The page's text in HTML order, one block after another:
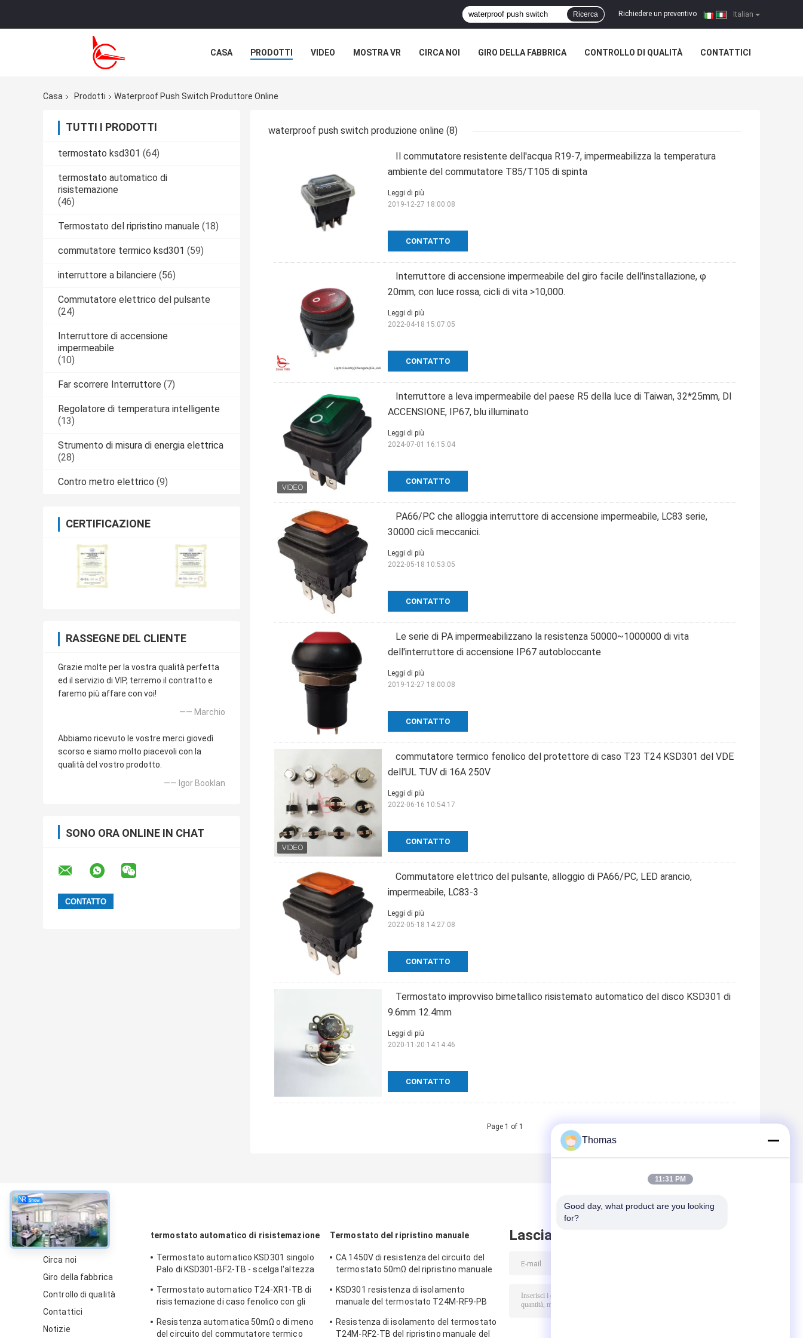
Italian
Richiedere un preventivo |
Ricerca
CASA PRODOTTI VIDEO MOSTRA VR CIRCA NOI GIRO DELLA FABBRICA CONTROLLO DI QUALITÀ CONTATTICI
Casa
Prodotti Waterproof Push Switch Produttore Online
TUTTI I PRODOTTI
termostato ksd301 (64)
termostato automatico di
risistemazione
(46)
Termostato del ripristino manuale (18)
commutatore termico ksd301 (59)
interruttore a bilanciere (56)
Commutatore elettrico del pulsante
(24)
Interruttore di accensione
impermeabile
(10)
Far scorrere Interruttore (7)
Regolatore di temperatura intelligente
(13)
Strumento di misura di energia elettrica
(28)
Contro metro elettrico (9)
CERTIFICAZIONE
RASSEGNE DEL CLIENTE
Grazie molte per la vostra qualità perfetta
ed il servizio di VIP, terremo il contratto e
faremo più affare con voi!
—— Marchio
Abbiamo ricevuto le vostre merci giovedì
scorso e siamo molto piacevoli con la
qualità del vostro prodotto.
—— Igor Booklan
SONO ORA ONLINE IN CHAT
waterproof push switch produzione online (8)
Il commutatore resistente dell'acqua R19-7, impermeabilizza la temperatura
ambiente del commutatore T85/T105 di spinta
CONTATTO
Leggi di più
2019-12-27 18:00:08
Interruttore di accensione impermeabile del giro facile dell'installazione, φ
20mm, con luce rossa, cicli di vita >10,000.
CONTATTO
Leggi di più
2022-04-18 15:07:05
Interruttore a leva impermeabile del paese R5 della luce di Taiwan, 32*25mm, DI
ACCENSIONE, IP67, blu illuminato
CONTATTO
Leggi di più
2024-07-01 16:15:04
PA66/PC che alloggia interruttore di accensione impermeabile, LC83 serie,
30000 cicli meccanici.
CONTATTO
Leggi di più
2022-05-18 10:53:05
Le serie di PA impermeabilizzano la resistenza 50000~1000000 di vita
dell'interruttore di accensione IP67 autobloccante
CONTATTO
Leggi di più
2019-12-27 18:00:08
commutatore termico fenolico del protettore di caso T23 T24 KSD301 del VDE
dell'UL TUV di 16A 250V
CONTATTO
Leggi di più
2022-06-16 10:54:17
Commutatore elettrico del pulsante, alloggio di PA66/PC, LED arancio,
impermeabile, LC83-3
CONTATTO
Leggi di più
2022-05-18 14:27:08
Termostato improvviso bimetallico risistemato automatico del disco KSD301 di
9.6mm 12.4mm
CONTATTO
Leggi di più
2020-11-20 14:14:46
Page 1 of 1
circa
Circa noi
Giro della fabbrica
Controllo di qualità
Contattici
Notizie
termostato automatico di risistemazione
Termostato automatico KSD301 singolo
Palo di KSD301-BF2-TB - scelga l'altezza
Termostato automatico T24-XR1-TB di
risistemazione di caso fenolico con gli
UL/CUL
Resistenza automatica 50mΩ o di meno
del circuito del commutatore termico
Termostato del ripristino manuale
CA 1450V di resistenza del circuito del
termostato 50mΩ del ripristino manuale
KSD301 resistenza di isolamento
manuale del termostato T24M-RF9-PB
Resistenza di isolamento del termostato
T24M-RF2-TB del ripristino manuale del
Lasciare messaggio
Thomas
11:31 PM
Good day, what product are you looking
for?